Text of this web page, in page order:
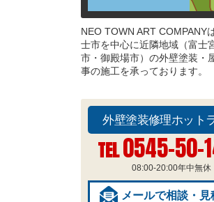
NEO TOWN ART COMPANY
士市を中心に近隣地域（富士
市・御殿場市）の外壁塗装・
事の施工を承っております。
外壁塗装修理ホット
TEL0545-50-
08:00-20:00年中無休
メールで相談・見